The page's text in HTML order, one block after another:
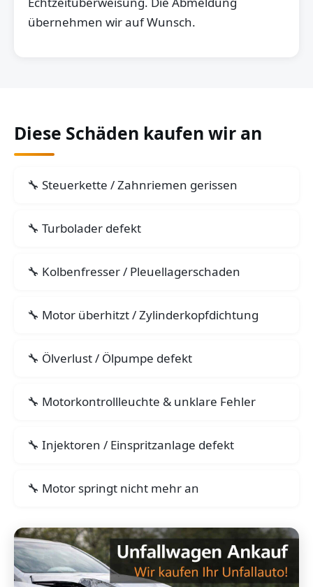
übernehmen wir auf Wunsch.
Diese Schäden kaufen wir an
Steuerkette / Zahnriemen gerissen
Turbolader defekt
Kolbenfresser / Pleuellagerschaden
Motor überhitzt / Zylinderkopfdichtung
Ölverlust / Ölpumpe defekt
Motorkontrollleuchte & unklare Fehler
Injektoren / Einspritzanlage defekt
Motor springt nicht mehr an